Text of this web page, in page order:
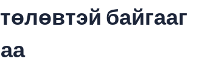
байгааг